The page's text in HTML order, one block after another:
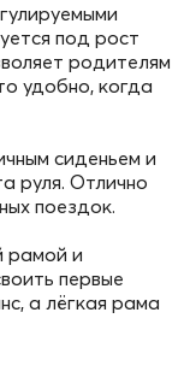
под рост
родителям
удобно, когда
сиденьем и
руля. Отлично
поездок.
рамой и
первые
а лёгкая рама